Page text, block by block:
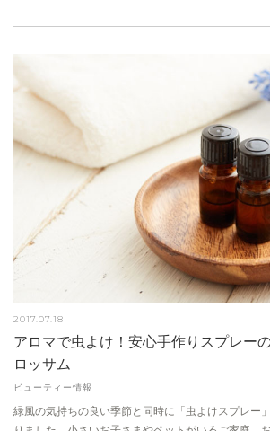
2017.07.18
アロマで虫よけ！安心手作りスプレー
ロッサム
ビューティー情報
緑風の気持ちの良い季節と同時に「虫よけスプレー